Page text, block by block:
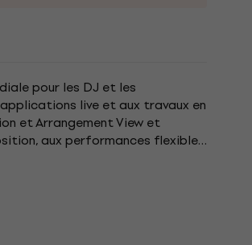
pour les DJ et les
live et aux travaux en
et Arrangement View et
aux performances flexibles